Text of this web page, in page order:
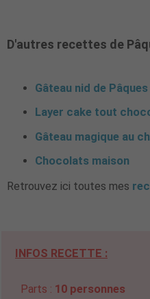
D'autres recettes de
Gâteau nid de Pâques
Layer cake tout
Gâteau magique au
Chocolats maison
Retrouvez ici toutes mes
INFOS RECETTE :
Parts : 10 personnes